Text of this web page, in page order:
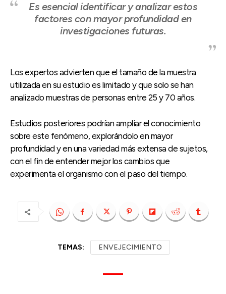
Es esencial identificar y analizar estos
factores con mayor profundidad en
investigaciones futuras.
Los expertos advierten que el tamaño de la muestra
utilizada en su estudio es limitado y que solo se han
analizado muestras de personas entre 25 y 70 años.
Estudios posteriores podrían ampliar el conocimiento
sobre este fenómeno, explorándolo en mayor
profundidad y en una variedad más extensa de sujetos,
con el fin de entender mejor los cambios que
experimenta el organismo con el paso del tiempo.
TEMAS: ENVEJECIMIENTO